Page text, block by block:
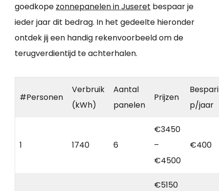
goedkope zonnepanelen in Juseret bespaar je
ieder jaar dit bedrag. In het gedeelte hieronder
ontdek jij een handig rekenvoorbeeld om de
terugverdientijd te achterhalen.
#Personen
Verbruik
(kWh)
Aantal
panelen
Prijzen
p/jaar
1 1740 6
€3450
–
€4500
€400
€5150